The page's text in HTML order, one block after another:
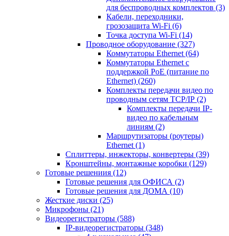
для беспроводных комплектов (3)
Кабели, переходники,
грозозащита Wi-Fi (6)
Точка доступа Wi-Fi (14)
Проводное оборудование (327)
Коммутаторы Ethernet (64)
Коммутаторы Ethernet с
поддержкой PoE (питание по
Ethernet) (260)
Комплекты передачи видео по
проводным сетям TCP/IP (2)
Комплекты передачи IP-
видео по кабельным
линиям (2)
Маршрутизаторы (роутеры)
Ethernet (1)
Сплиттеры, инжекторы, конвертеры (39)
Кронштейны, монтажные коробки (129)
Готовые решениия (12)
Готовые решения для ОФИСА (2)
Готовые решения для ДОМА (10)
Жесткие диски (25)
Микрофоны (21)
Видеорегистраторы (588)
IP-видеорегистраторы (348)